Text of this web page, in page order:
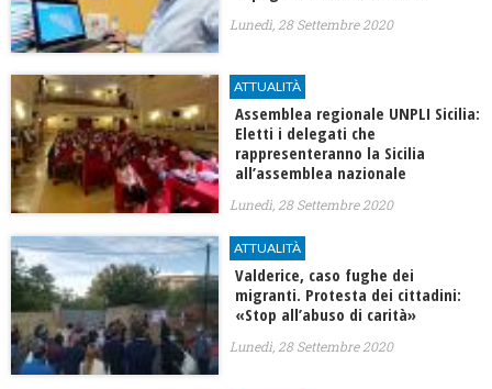
Lunedì, 28 Settembre 2020
ATTUALITÀ
Assemblea regionale UNPLI Sicilia:
Eletti i delegati che
rappresenteranno la Sicilia
all’assemblea nazionale
Lunedì, 28 Settembre 2020
ATTUALITÀ
Valderice, caso fughe dei
migranti. Protesta dei cittadini:
«Stop all’abuso di carità»
Lunedì, 28 Settembre 2020